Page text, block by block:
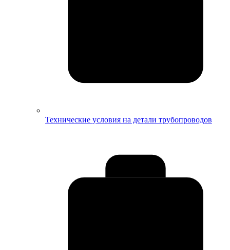
Технические условия на детали трубопроводов